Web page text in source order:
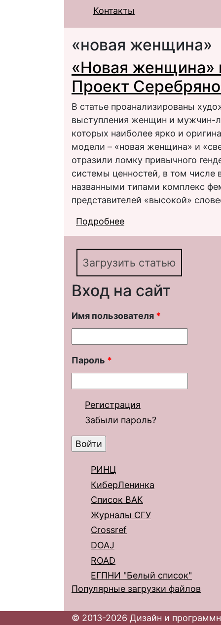
Контакты
«новая женщина»
«Новая женщина»
Проект
В статье проанализированы
выступления женщин и мужчин-
которых наиболее ярко и
модели – «новая женщина» и
отразили ломку привычного
системы ценностей, в том числе
названными типами комплекс
представителей «высокой»
Подробнее
века
Загрузить статью
Вход на сайт
Имя пользователя *
Пароль *
Регистрация
Забыли пароль?
РИНЦ
КиберЛенинка
Список ВАК
Журналы СГУ
Crossref
DOAJ
ROAD
ЕГПНИ "Белый список"
Популярные загрузки файлов
© 2013-2026 Дизайн и